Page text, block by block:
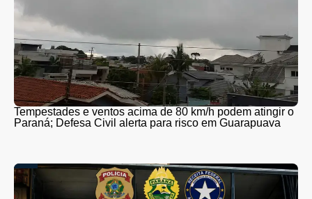
Tempestades e ventos acima de 80 km/h podem atingir o
Paraná; Defesa Civil alerta para risco em Guarapuava